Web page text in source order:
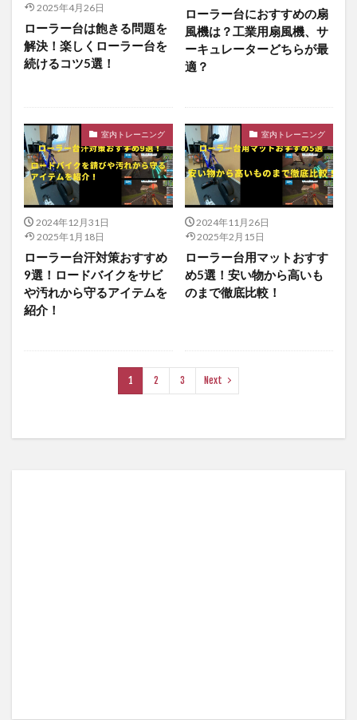
2025年4月26日
ローラー台は飽きる問題を
解決！楽しくローラー台を
続けるコツ5選！
ローラー台におすすめの扇
風機は？工業用扇風機、サ
ーキュレーターどちらが最
適？
室内トレーニング
2024年12月31日
2025年1月18日
ローラー台汗対策おすすめ
9選！ロードバイクをサビ
や汚れから守るアイテムを
紹介！
室内トレーニング
2024年11月26日
2025年2月15日
ローラー台用マットおすす
め5選！安い物から高いも
のまで徹底比較！
1 2 3 Next